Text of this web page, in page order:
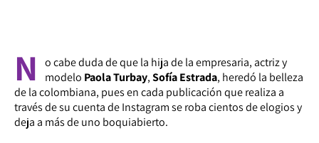
N
o cabe duda de que la hija de la empresaria, actriz y
modelo Paola Turbay,Sofía Estrada, heredó la belleza
de la colombiana, pues en cada publicación que realiza a
través de su cuenta de Instagram se roba cientos de elogios y
deja a más de uno boquiabierto.